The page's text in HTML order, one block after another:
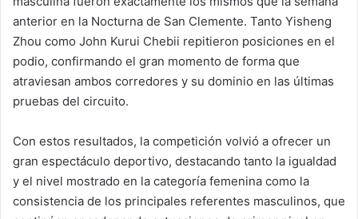
anterior en la Nocturna de San Clemente. Tanto Yisheng
Zhou como John Kurui Chebii repitieron posiciones en el
podio, confirmando el gran momento de forma que
atraviesan ambos corredores y su dominio en las últimas
pruebas del circuito.
Con estos resultados, la competición volvió a ofrecer un
gran espectáculo deportivo, destacando tanto la igualdad
y el nivel mostrado en la categoría femenina como la
consistencia de los principales referentes masculinos, que